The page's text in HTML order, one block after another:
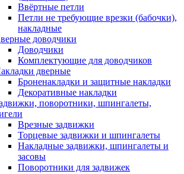
Ввёртные петли
Петли не требующие врезки (бабочки),
накладные
доводчики
Доводчики
Комплектующие для доводчиков
дверные
Броненакладки и защитные накладки
Декоративные накладки
поворотники, шпингалеты,
Врезные задвижки
Торцевые задвижки и шпингалеты
Накладные задвижки, шпингалеты и
засовы
Поворотники для задвижек